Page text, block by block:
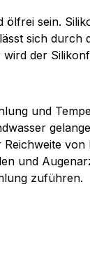
sein.
sich
der
und
und
zuführen.